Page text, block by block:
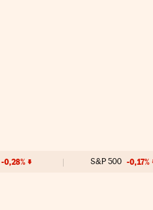
-0,28% S&P 500 -0,17%